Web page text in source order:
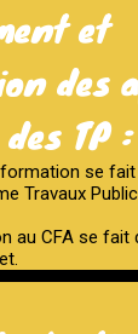
et
des
des TP :
se
Travaux
au CFA se fait